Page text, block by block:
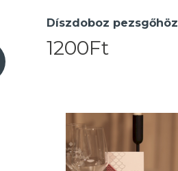
Díszdoboz pezsgőhöz
1200Ft